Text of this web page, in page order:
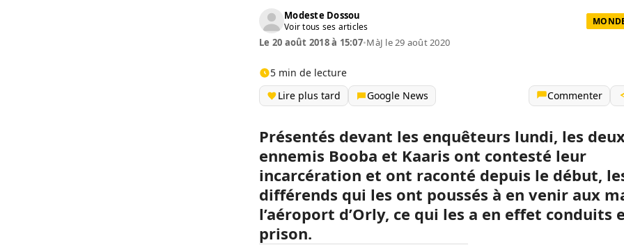
Modeste Dossou
Voir tous ses articles
Le 20 août 2018 à 15:07•MàJ le 29 août 2020
5 min de lecture
Lire plus tard
Google News Commenter
Présentés devant les enquêteurs lundi, les
ennemis Booba et Kaaris ont contesté leur
incarcération et ont raconté depuis le début,
différends qui les ont poussés à en venir aux
l’aéroport d’Orly, ce qui les a en effet conduits
prison.